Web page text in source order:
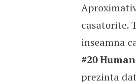
casatorite.
inseamna
#20
prezinta